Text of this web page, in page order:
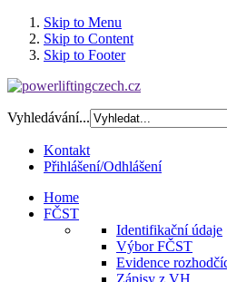
Skip to Menu
Skip to Content
Skip to Footer
Vyhledávání...
Kontakt
Přihlášení/Odhlášení
Home
FČST
Identifikační údaje
Výbor FČST
Evidence
Zápisy z VH